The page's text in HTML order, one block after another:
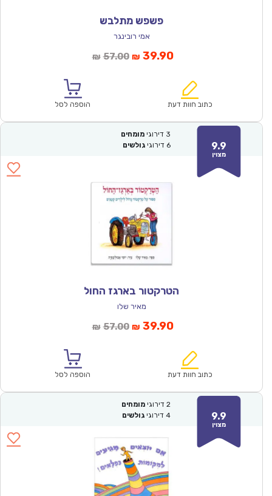
פשפש מתלבש
אמי רובינגר
₪ 57.00המחיר
₪57.00.
₪ 39.90המחיר
הוא:
כתוב חוות דעת הוספה לסל
9.9
מצוין
3 דירוגי מומחים
6 דירוגי גולשים
הטרקטור בארגז החול
מאיר שלו
₪ 57.00המחיר
₪57.00.
₪ 39.90המחיר
הוא:
כתוב חוות דעת הוספה לסל
9.9
מצוין
2 דירוגי מומחים
4 דירוגי גולשים